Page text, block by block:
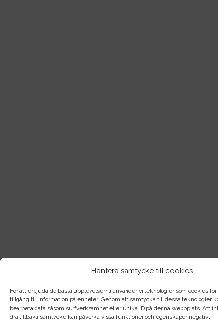
Hantera samtycke till cookies
För att erbjuda de bästa upplevelserna använder vi teknologier som cookies
tillgång till information på enheter. Genom att samtycka till dessa teknologier
bearbeta data såsom surfverksamhet eller unika ID på denna webbplats. Att
dra tillbaka samtycke kan påverka vissa funktioner och egenskaper negativt.